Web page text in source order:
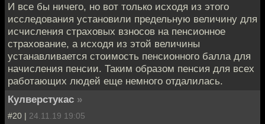
И все бы ничего, но вот только исходя из этого
исследования установили предельную величину для
исчисления страховых взносов на пенсионное
страхование, а исходя из этой величины
устанавливается стоимость пенсионного балла для
начисления пенсии. Таким образом пенсия для всех
работающих людей еще немного отдалилась.
Кулверстукас »
#20 | 24.11.19 19:05